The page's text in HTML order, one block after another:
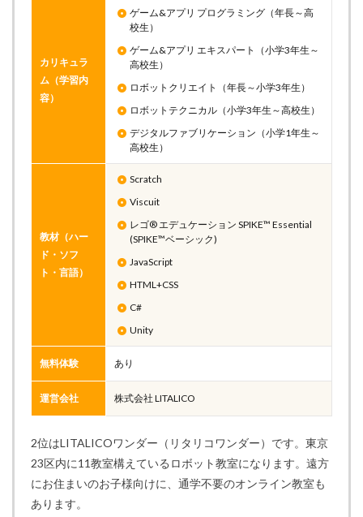
カリキュラ
ム（学習内
容）
ゲーム&アプリ プログラミング（年長～高
校生）
ゲーム&アプリ エキスパート（小学3年生～
高校生）
ロボットクリエイト（年長～小学3年生）
ロボットテクニカル（小学3年生～高校生）
デジタルファブリケーション（小学1年生～
高校生）
教材（ハー
ド・ソフ
ト・言語）
Scratch
Viscuit
レゴ® エデュケーション SPIKE™ Essential
(SPIKE™ベーシック)
JavaScript
HTML+CSS
C#
Unity
無料体験 あり
運営会社 株式会社 LITALICO
2位はLITALICOワンダー（リタリコワンダー）です。東京
23区内に11教室構えているロボット教室になります。遠方
にお住まいのお子様向けに、通学不要のオンライン教室も
あります。